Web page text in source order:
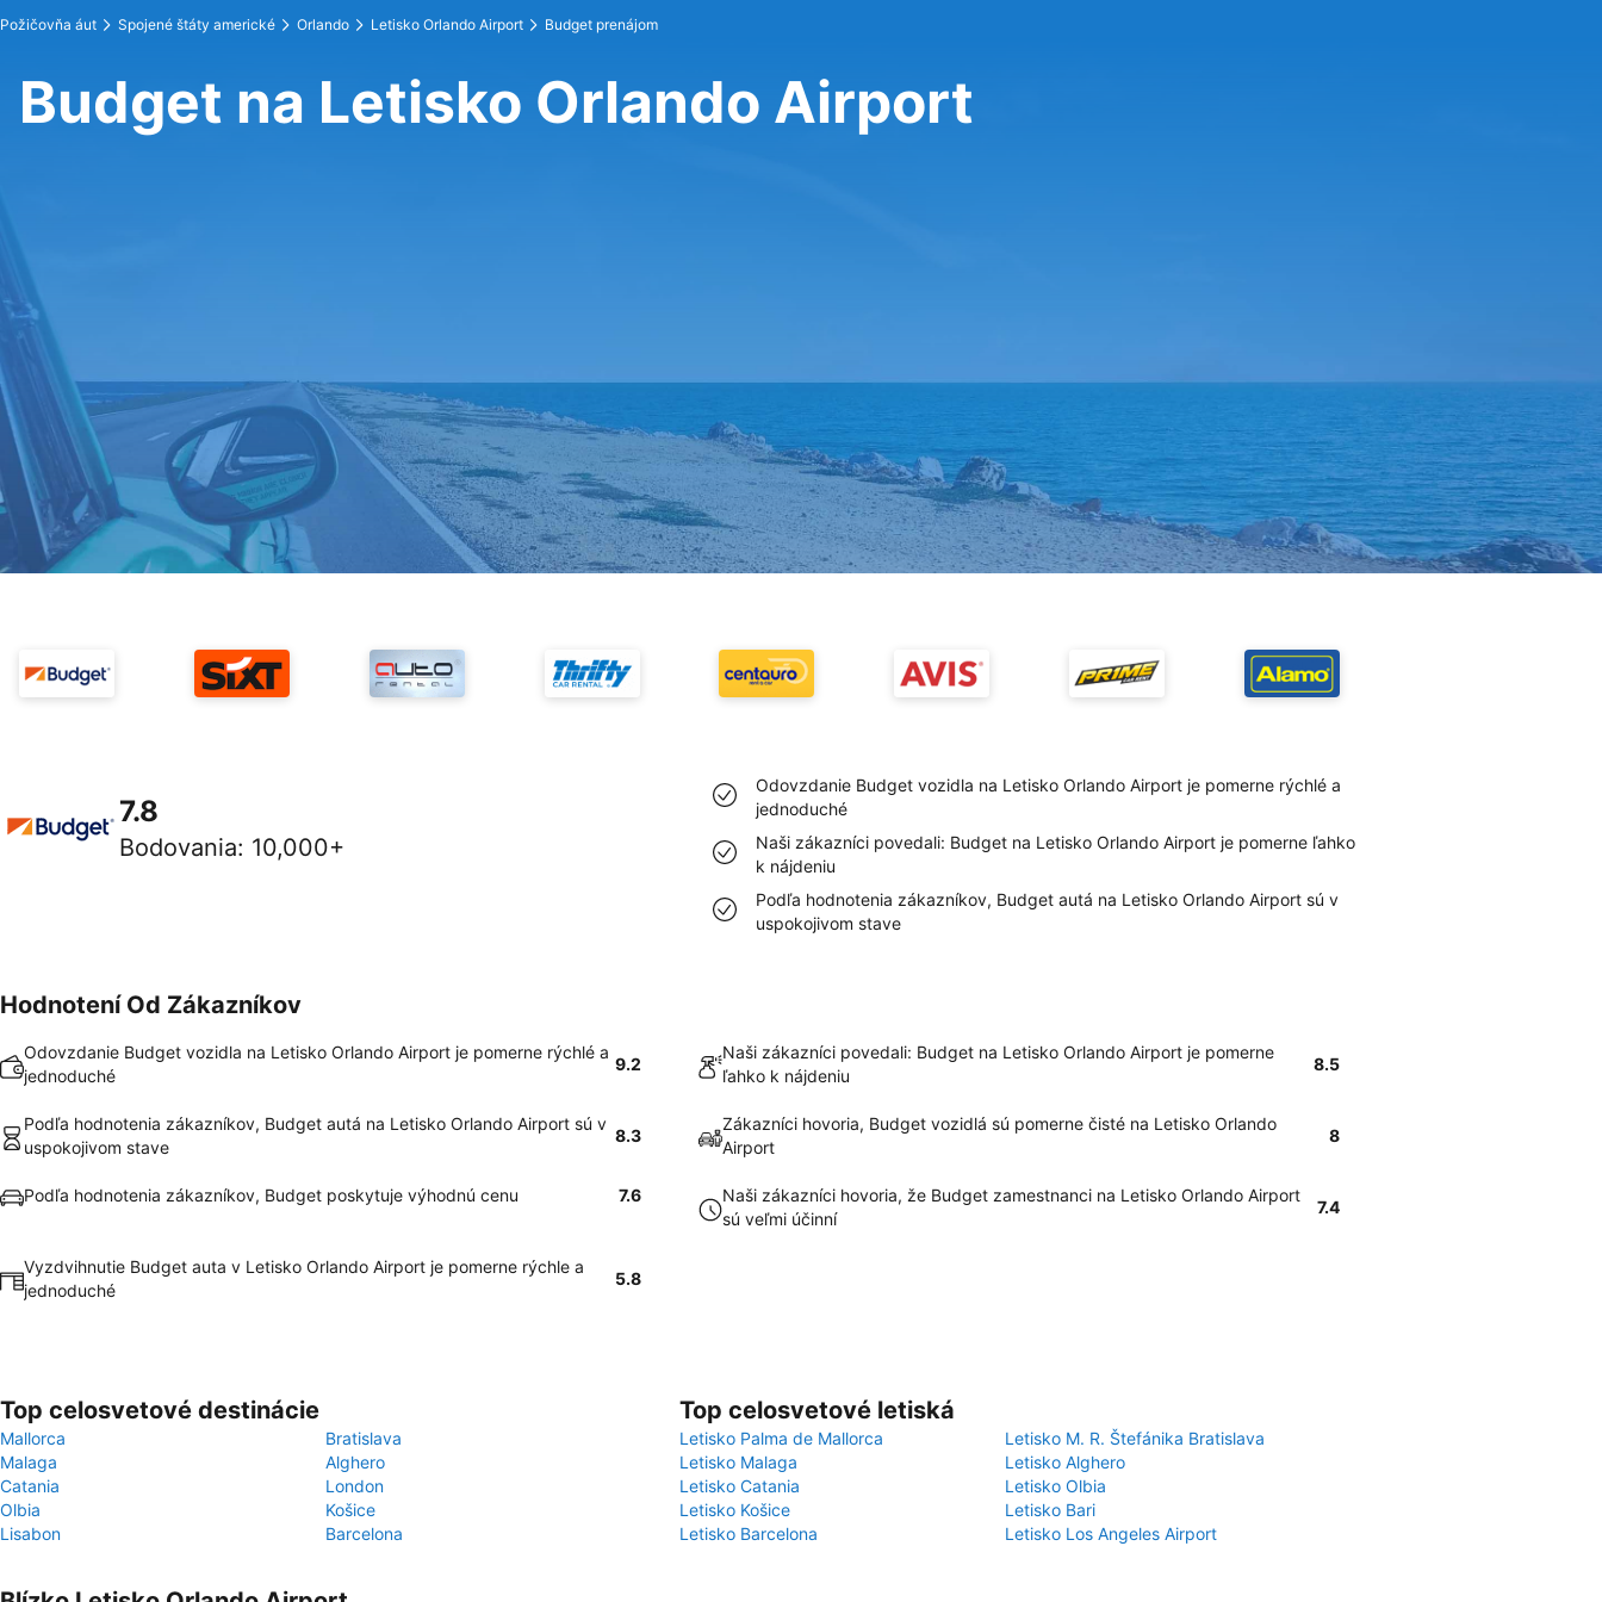
Požičovňa áut Spojené štáty americké Orlando Letisko Orlando Airport Budget prenájom
Budget na Letisko Orlando Airport
7.8
Bodovania: 10,000+
Odovzdanie Budget vozidla na Letisko Orlando Airport je pomerne rýchlé a
jednoduché
Naši zákazníci povedali: Budget na Letisko Orlando Airport je pomerne ľahko
k nájdeniu
Podľa hodnotenia zákazníkov, Budget autá na Letisko Orlando Airport sú v
uspokojivom stave
Hodnotení Od Zákazníkov
Odovzdanie Budget vozidla na Letisko Orlando Airport je pomerne rýchlé a
jednoduché
9.2
Naši zákazníci povedali: Budget na Letisko Orlando Airport je pomerne
ľahko k nájdeniu
8.5
Podľa hodnotenia zákazníkov, Budget autá na Letisko Orlando Airport sú v
uspokojivom stave
8.3
Zákazníci hovoria, Budget vozidlá sú pomerne čisté na Letisko Orlando
Airport
8
Podľa hodnotenia zákazníkov, Budget poskytuje výhodnú cenu 7.6
Naši zákazníci hovoria, že Budget zamestnanci na Letisko Orlando Airport
sú veľmi účinní
7.4
Vyzdvihnutie Budget auta v Letisko Orlando Airport je pomerne rýchle a
jednoduché
5.8
Top celosvetové destinácie
Mallorca
Bratislava
Malaga
Alghero
Catania
London
Olbia
Košice
Lisabon
Barcelona
Top celosvetové letiská
Letisko Palma de Mallorca
Letisko M. R. Štefánika Bratislava
Letisko Malaga
Letisko Alghero
Letisko Catania
Letisko Olbia
Letisko Košice
Letisko Bari
Letisko Barcelona
Letisko Los Angeles Airport